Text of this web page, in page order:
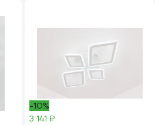
-10%
3 141 ₽